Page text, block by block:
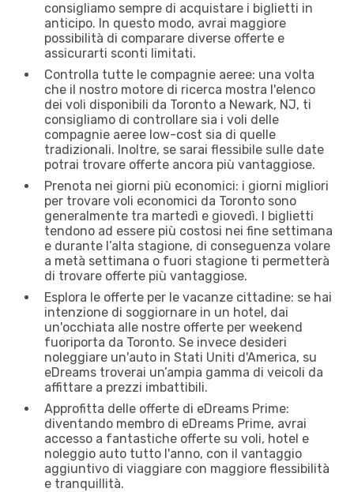
consigliamo sempre di acquistare i biglietti in
anticipo. In questo modo, avrai maggiore
possibilità di comparare diverse offerte e
assicurarti sconti limitati.
Controlla tutte le compagnie aeree: una volta
che il nostro motore di ricerca mostra l'elenco
dei voli disponibili da Toronto a Newark, NJ, ti
consigliamo di controllare sia i voli delle
compagnie aeree low-cost sia di quelle
tradizionali. Inoltre, se sarai flessibile sulle date
potrai trovare offerte ancora più vantaggiose.
Prenota nei giorni più economici: i giorni migliori
per trovare voli economici da Toronto sono
generalmente tra martedì e giovedì. I biglietti
tendono ad essere più costosi nei fine settimana
e durante l’alta stagione, di conseguenza volare
a metà settimana o fuori stagione ti permetterà
di trovare offerte più vantaggiose.
Esplora le offerte per le vacanze cittadine: se hai
intenzione di soggiornare in un hotel, dai
un'occhiata alle nostre offerte per weekend
fuoriporta da Toronto. Se invece desideri
noleggiare un'auto in Stati Uniti d'America, su
eDreams troverai un’ampia gamma di veicoli da
affittare a prezzi imbattibili.
Approfitta delle offerte di eDreams Prime:
diventando membro di eDreams Prime, avrai
accesso a fantastiche offerte su voli, hotel e
noleggio auto tutto l'anno, con il vantaggio
aggiuntivo di viaggiare con maggiore flessibilità
e tranquillità.